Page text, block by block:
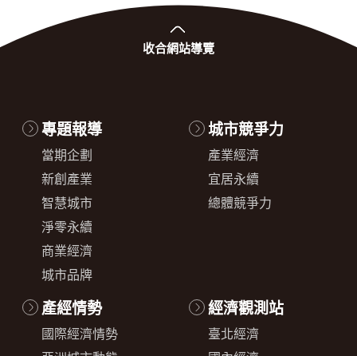
收合網站導覽
專題報導
當期企劃
新創產業
智慧城市
淨零永續
商業經濟
城市品牌
城市競爭力
產業經濟
宜居永續
總體競爭力
產經情勢
國際經濟情勢
經濟觀測站
臺北經濟